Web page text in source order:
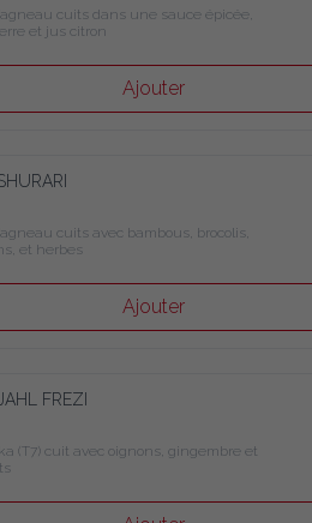
cuits dans une sauce épicée,
et jus citron
Ajouter
cuits avec bambous, brocolis,
et herbes
Ajouter
FREZI
(T7) cuit avec oignons, gingembre et